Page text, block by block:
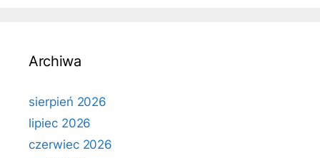
Archiwa
sierpień 2026
lipiec 2026
czerwiec 2026